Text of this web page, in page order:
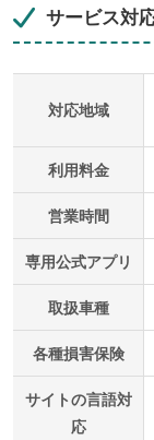
サービス対
対応地域
利用料金
営業時間
専用公式アプリ
取扱車種
各種損害保険
サイトの言語対
応